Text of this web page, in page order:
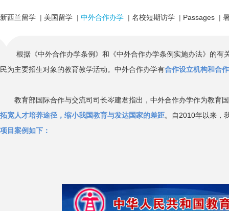
新西兰留学 | 美国留学 | 中外合作办学 | 名校短期访学 | Passages |
根据《中外合作办学条例》和《中外合作办学条例实施办法》的有
民为主要招生对象的教育教学活动。中外合作办学有合作设立机构和合
教育部国际合作与交流司司长岑建君指出， 中外合作办学作为教育
拓宽人才培养途径，缩小我国教育与发达国家的差距。自2010年以来，
项目案例如下：